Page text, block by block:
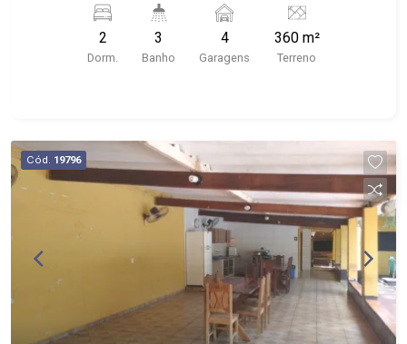
Cozinha tradicional; - Varanda gourmet com
churrasqueira; - Quintal cimentado; - Edícula; -
Jardim com paisagismo; - 02 piscinas; - Mobília
2
Dorm.
3
Banho
4
Garagens
360 m²
Terreno
Cód. 19796